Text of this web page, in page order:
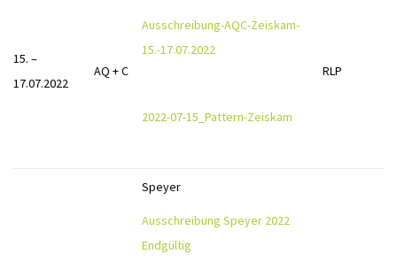
15. –
17.07.2022
AQ + C
Ausschreibung-AQC-Zeiskam-
15.-17.07.2022
2022-07-15_Pattern-Zeiskam
RLP
Speyer
Ausschreibung Speyer 2022
Endgültig